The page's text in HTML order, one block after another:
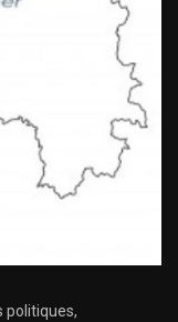
politiques,